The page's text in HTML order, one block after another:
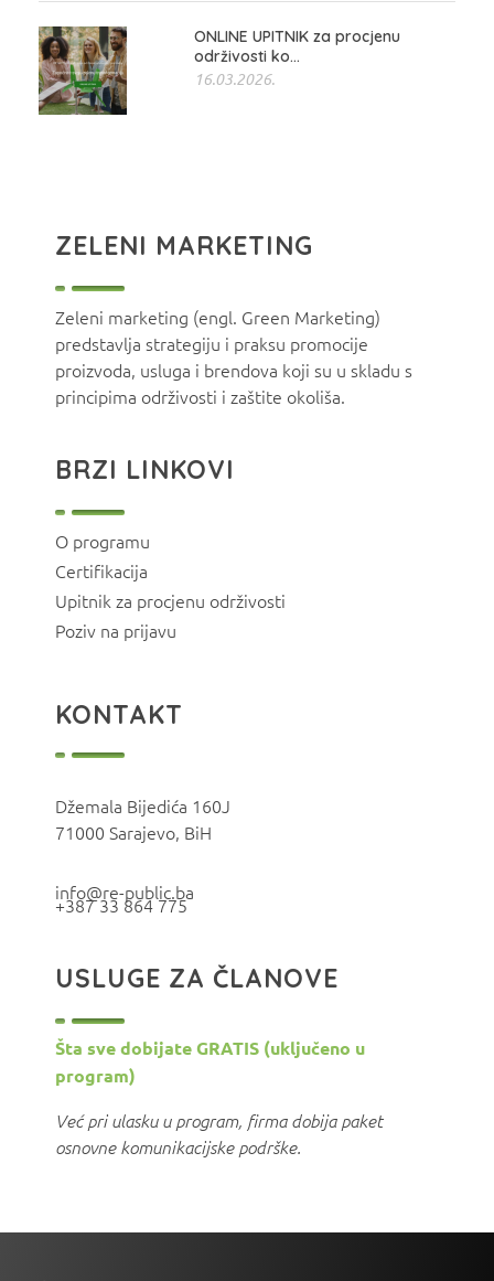
ONLINE UPITNIK za procjenu
održivosti ko...
16.03.2026.
ZELENI MARKETING
Zeleni marketing (engl. Green Marketing)
predstavlja strategiju i praksu promocije
proizvoda, usluga i brendova koji su u skladu s
principima održivosti i zaštite okoliša.
BRZI LINKOVI
O programu
Certifikacija
Upitnik za procjenu održivosti
Poziv na prijavu
KONTAKT
Džemala Bijedića 160J
71000 Sarajevo, BiH
info@re-public.ba
+387 33 864 775
USLUGE ZA ČLANOVE
Šta sve dobijate GRATIS (uključeno u
program)
Već pri ulasku u program, firma dobija paket
osnovne komunikacijske podrške.